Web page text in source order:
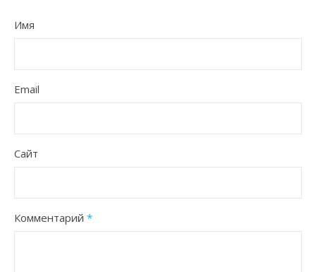
Имя
Email
Сайт
Комментарий *